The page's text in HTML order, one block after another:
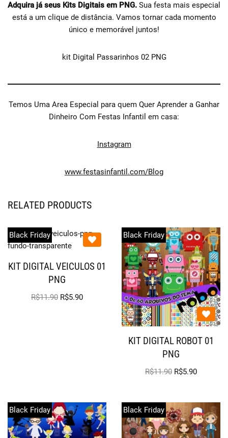
Adquira já seus Kits Digitais em PNG. Sua festa mais especial
está a um clique de distância. Vamos tornar cada momento
único e memorável juntos!
kit Digital Passarinhos 02 PNG
Temos Uma Area Especial para quem Quer Aprender a Ganhar
Dinheiro Com Festas Infantil em casa:
Instagram
www.festasinfantil.com/Blog
RELATED PRODUCTS
Black Friday
KIT DIGITAL VEICULOS 01
PNG
R$11.90 R$5.90
Black Friday
KIT DIGITAL ROBOT 01
PNG
R$11.90 R$5.90
Black Friday Black Friday